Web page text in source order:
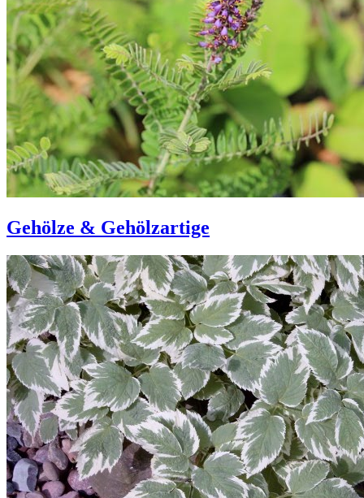
Gehölze & Gehölzartige